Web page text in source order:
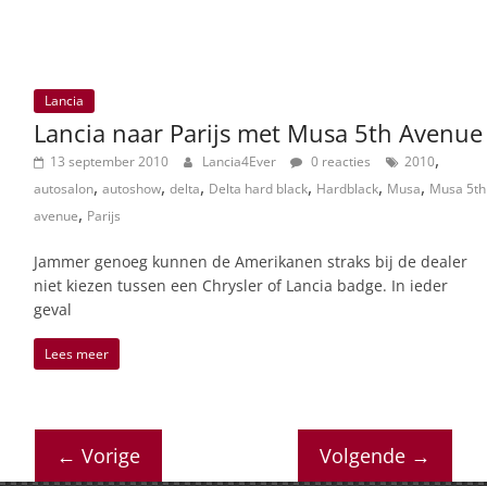
Lancia
Lancia naar Parijs met Musa 5th Avenue
13 september 2010 Lancia4Ever 0 reacties 2010,
autosalon, autoshow, delta, Delta hard black, Hardblack, Musa, Musa 5th
avenue, Parijs
Jammer genoeg kunnen de Amerikanen straks bij de dealer
niet kiezen tussen een Chrysler of Lancia badge. In ieder
geval
Lees meer
← Vorige Volgende →